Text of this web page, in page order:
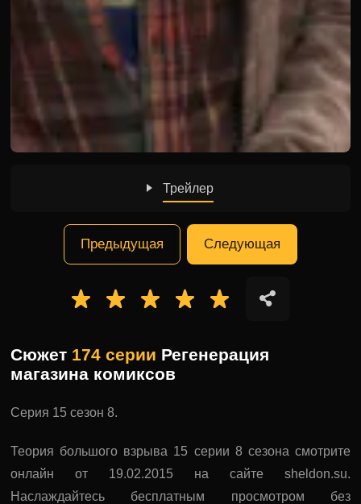
Трейлер
Предыдущая Следующая
Сюжет 174 серии Регенерация
магазина комиксов
Серия 15 сезон 8.
Теория большого взрыва 15 серии 8 сезона смотрите
онлайн от 19.02.2015 на сайте sheldon.su.
Наслаждайтесь бесплатным просмотром без